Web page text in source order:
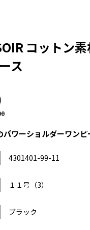
パワーショルダーワンピ
コットン
ス
4301401-99-11
１１号（3）
ブラック